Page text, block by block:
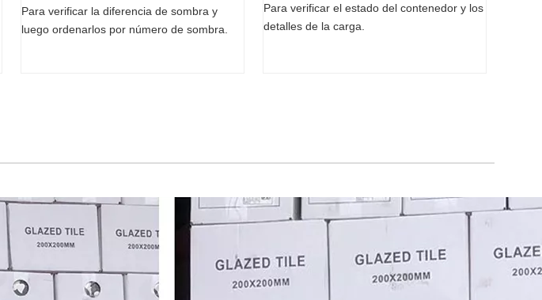
Para verificar la diferencia de sombra y
luego ordenarlos por número de sombra.
Para verificar el estado del contenedor y los
detalles de la carga.